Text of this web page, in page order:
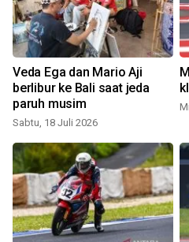
Veda Ega dan Mario Aji
berlibur ke Bali saat jeda
paruh musim
Sabtu, 18 Juli 2026